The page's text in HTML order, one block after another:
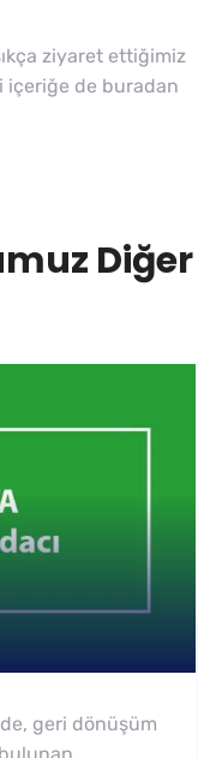
ziyaret ettiğimiz
içeriğe de buradan
Diğer
geri dönüşüm